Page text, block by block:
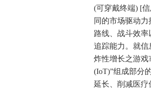
(可穿戴终端) [信
同的市场驱动
路线、战斗效
追踪能力。就
炸性增长之游戏
(IoT)”组成部分
延长、削减医疗